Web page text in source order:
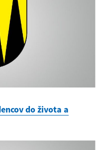
do života a